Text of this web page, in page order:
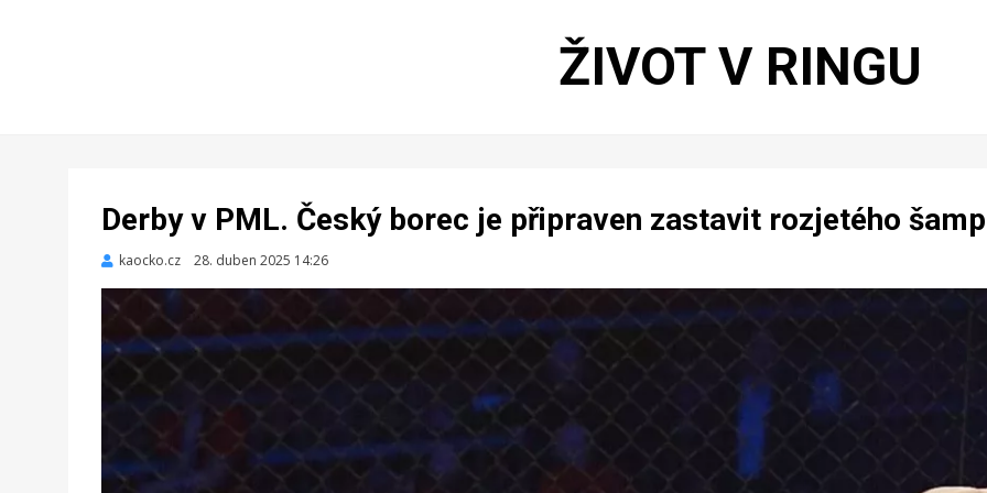
ŽIVOT V RINGU
Derby v PML. Český borec je připraven zastavit rozjetého
kaocko.cz
Zveřejněno
28. duben 2025 14:26